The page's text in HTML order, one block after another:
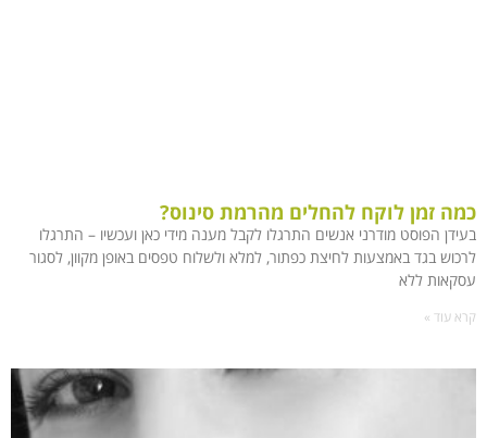
כמה זמן לוקח להחלים מהרמת סינוס?
בעידן הפוסט מודרני אנשים התרגלו לקבל מענה מידי כאן ועכשיו – התרגלו
לרכוש בגד באמצעות לחיצת כפתור, למלא ולשלוח טפסים באופן מקוון, לסגור
עסקאות ללא
קרא עוד »